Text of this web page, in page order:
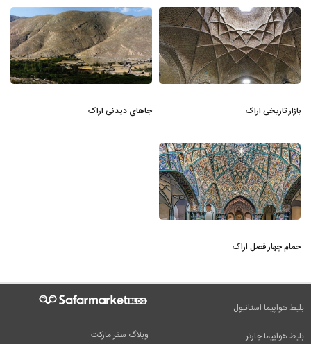
بازار تاریخی اراک جاهای دیدنی اراک
حمام چهار فصل اراک
وبلاگ سفر مارکت
بلیط هواپیما استانبول
بلیط هواپیما چارتر